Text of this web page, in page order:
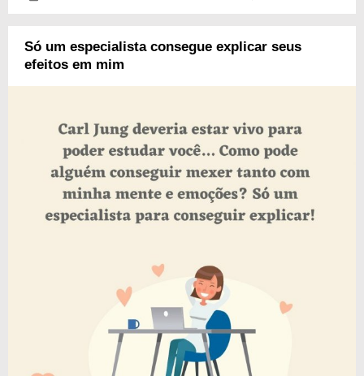
Só um especialista consegue explicar seus
efeitos em mim